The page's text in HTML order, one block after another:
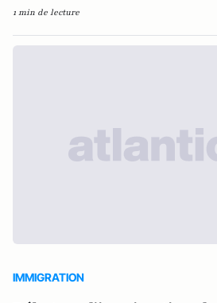
1 min de lecture
IMMIGRATION